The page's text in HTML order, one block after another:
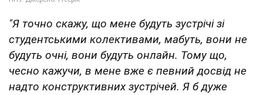
"Я точно скажу, що мене будуть зустрічі зі
студентськими колективами, мабуть, вони не
будуть очні, вони будуть онлайн. Тому що,
чесно кажучи, в мене вже є певний досвід не
надто конструктивних зустрічей. Я б дуже